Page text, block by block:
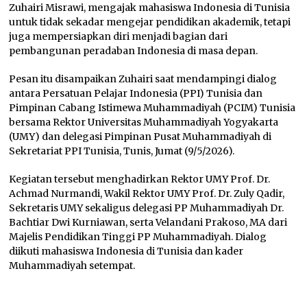
Zuhairi Misrawi, mengajak mahasiswa Indonesia di Tunisia
untuk tidak sekadar mengejar pendidikan akademik, tetapi
juga mempersiapkan diri menjadi bagian dari
pembangunan peradaban Indonesia di masa depan.
Pesan itu disampaikan Zuhairi saat mendampingi dialog
antara Persatuan Pelajar Indonesia (PPI) Tunisia dan
Pimpinan Cabang Istimewa Muhammadiyah (PCIM) Tunisia
bersama Rektor Universitas Muhammadiyah Yogyakarta
(UMY) dan delegasi Pimpinan Pusat Muhammadiyah di
Sekretariat PPI Tunisia, Tunis, Jumat (9/5/2026).
Kegiatan tersebut menghadirkan Rektor UMY Prof. Dr.
Achmad Nurmandi, Wakil Rektor UMY Prof. Dr. Zuly Qadir,
Sekretaris UMY sekaligus delegasi PP Muhammadiyah Dr.
Bachtiar Dwi Kurniawan, serta Velandani Prakoso, MA dari
Majelis Pendidikan Tinggi PP Muhammadiyah. Dialog
diikuti mahasiswa Indonesia di Tunisia dan kader
Muhammadiyah setempat.